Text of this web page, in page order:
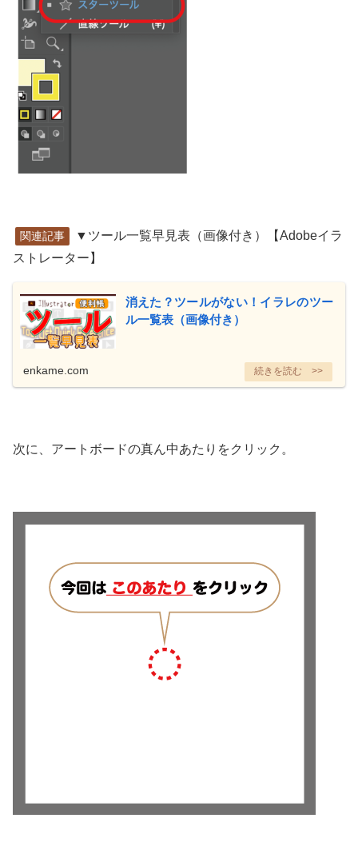
関連記事
▼ツール一覧早見表（画像付き）【Adobeイラ
ストレーター】
消えた？ツールがない！イラレのツー
ル一覧表（画像付き）
enkame.com
次に、アートボードの真ん中あたりをクリック。